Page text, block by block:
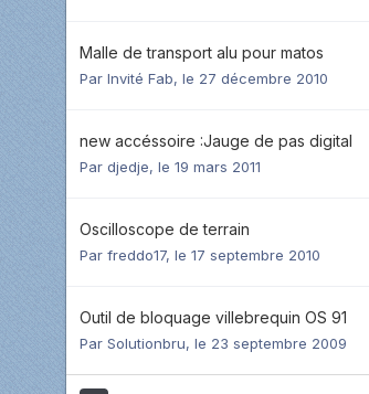
Malle de transport alu pour matos
Par Invité Fab, le 27 décembre 2010
new accéssoire :Jauge de pas digital
Par djedje, le 19 mars 2011
Oscilloscope de terrain
Par freddo17, le 17 septembre 2010
Outil de bloquage villebrequin OS 91
Par Solutionbru, le 23 septembre 2009